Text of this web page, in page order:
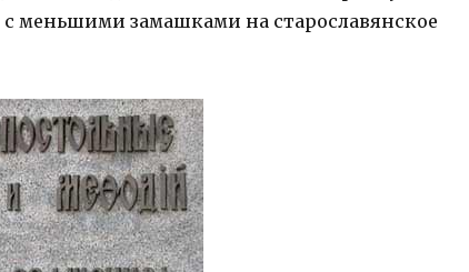
меньшими замашками на старославянское